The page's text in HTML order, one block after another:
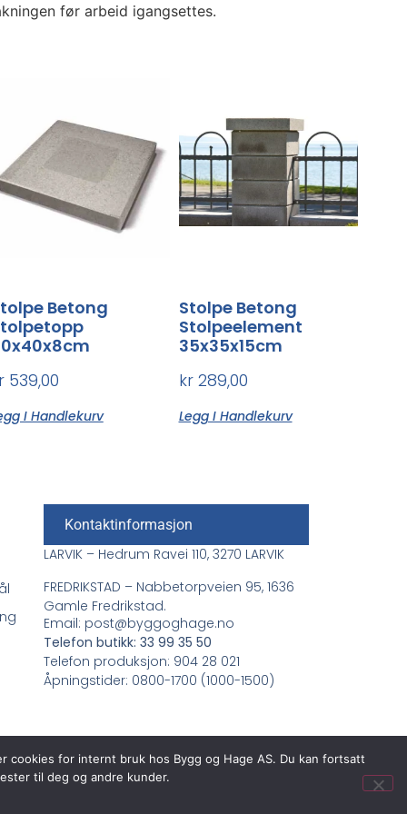
før arbeid igangsettes.
Betong
539,00
I Handlekurv
Stolpe Betong
Stolpeelement
35x35x15cm
kr289,00
Legg I Handlekurv
Kontaktinformasjon
LARVIK – Hedrum Ravei 110, 3270 LARVIK
FREDRIKSTAD – Nabbetorpveien 95, 1636
Gamle Fredrikstad.
Email: post@byggoghage.no
Telefon butikk: 33 99 35 50
Telefon produksjon: 904 28 021
Åpningstider: 0800-1700 (1000-1500)
for internt bruk hos Bygg og Hage AS. Du kan fortsatt
til deg og andre kunder.